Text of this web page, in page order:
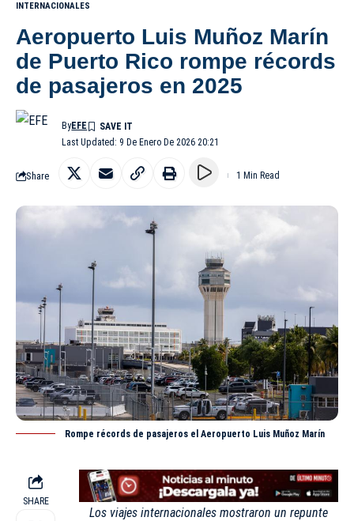
INTERNACIONALES
Aeropuerto Luis Muñoz Marín
de Puerto Rico rompe récords
de pasajeros en 2025
Last Updated: 9 De Enero De 2026 20:21
ByEFE
Share 1 Min Read
Rompe récords de pasajeros el Aeropuerto Luis Muñoz Marín
SHARE
Los viajes internacionales mostraron un repunte